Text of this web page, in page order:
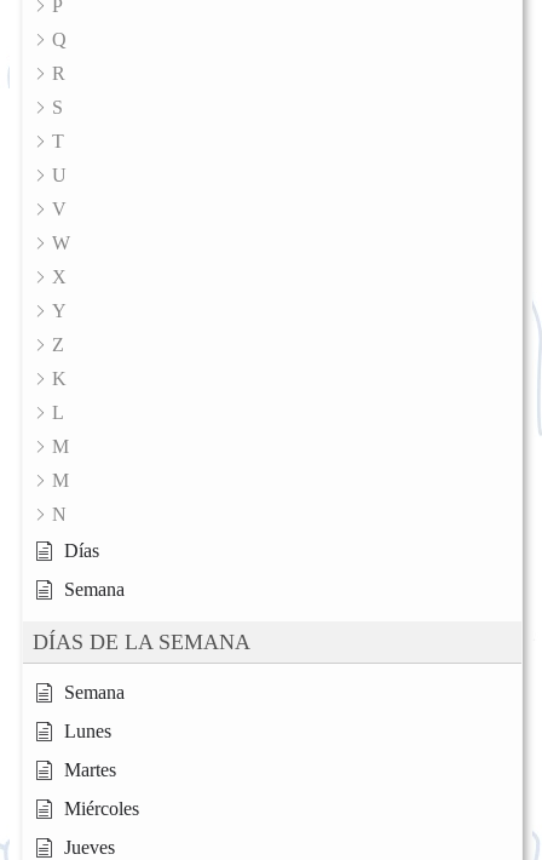
P
Q
R
S
T
U
V
W
X
Y
Z
K
L
M
M
N
Días
Semana
DÍAS DE LA SEMANA
Semana
Lunes
Martes
Miércoles
Jueves